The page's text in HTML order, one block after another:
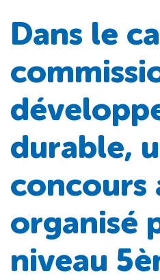
Dans le
durable,
concours
organisé
niveau